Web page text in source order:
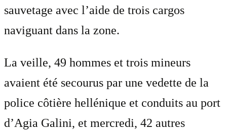
sauvetage avec l’aide de trois cargos
naviguant dans la zone.
La veille, 49 hommes et trois mineurs
avaient été secourus par une vedette de la
police côtière hellénique et conduits au port
d’Agia Galini, et mercredi, 42 autres